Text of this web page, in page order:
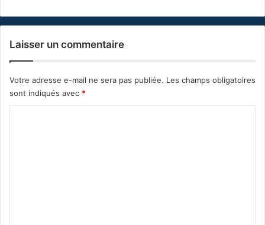
Laisser un commentaire
Votre adresse e-mail ne sera pas publiée. Les champs obligatoires
sont indiqués avec *